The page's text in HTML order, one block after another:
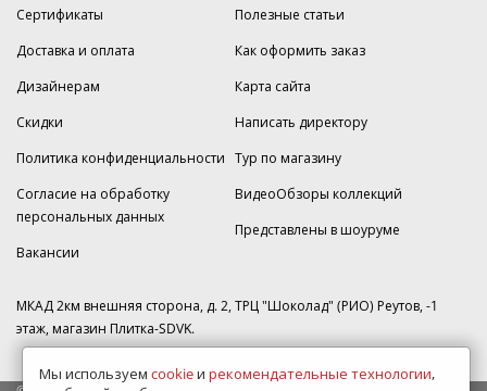
Сертификаты
Доставка и оплата
Дизайнерам
Скидки
Политика конфиденциальности
Согласие на обработку
персональных данных
Вакансии
Полезные статьи
Как оформить заказ
Карта сайта
Написать директору
Тур по магазину
ВидеоОбзоры коллекций
Представлены в шоуруме
МКАД 2км внешняя сторона, д. 2, ТРЦ "Шоколад" (РИО) Реутов, -1
этаж, магазин Плитка-SDVK.
Мы используем cookieи рекомендательные технологии,